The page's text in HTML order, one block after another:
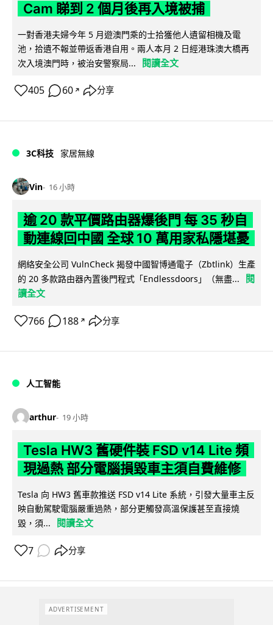
Cam 睇到 2 個月後再入境被捕
一對香港夫婦今年 5 月遊澳門乘的士拾獲他人遺留相機及電
池，拾遺不報並帶返香港自用。兩人本月 2 日經港珠澳大橋再
次入境澳門時，被治安警察局...
閱讀全文
405 60 ↗ 分享
3C科技 家居無線
Vin 16 小時
逾 20 款平價路由器爆後門 每 35 秒自
動連線回中國 全球 10 萬用家私隱堪憂
網絡安全公司 VulnCheck 揭發中國智博通電子（Zbtlink）生產
的 20 多款路由器內置後門程式「Endlessdoors」（無盡...
閱
讀全文
766 188 ↗ 分享
人工智能
arthur 19 小時
Tesla HW3 舊硬件裝 FSD v14 Lite 頻
現過熱 部分電腦損毀車主須自費維修
Tesla 向 HW3 舊車款推送 FSD v14 Lite 系統，引發大量車主反
映自動駕駛電腦嚴重過熱，部分更觸發高溫保護甚至直接燒
毀，須...
閱讀全文
7 分享
ADVERTISEMENT